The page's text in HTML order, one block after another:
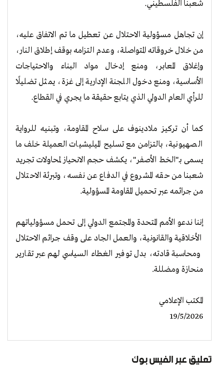
شعبنا الفلسطيني.
إن تجاهل مسؤولية الاحتلال عن تعطيل ما تم الاتفاق عليه،
من خلال خروقاته المتواصلة، وعدم التزامه بوقف إطلاق النار،
وإغلاق المعابر، ومنع إدخال مواد البناء والاحتياجات
الأساسية، ومنع دخول اللجنة الإدارية إلى غزة، يمثل تضليلًا
للرأي العام الدولي الذي يتابع حقيقة ما يجري في القطاع.
كما أن تركيز ملادينوف على سلاح المقاومة، وتبنيه للرواية
الصهيونية، بالتزامن مع تسليح الميليشيات العميلة خلف ما
يسمى بـ"الخط الأصفر"، يكشف حجم الانحياز لمحاولات تجريد
شعبنا من حقه المشروع في الدفاع عن نفسه، وتبرئة الاحتلال
من جرائمه عبر تحميل المقاومة المسؤولية.
إننا ندعو الأمم المتحدة والمجتمع الدولي إلى تحمل مسؤولياتهم
الأخلاقية والقانونية، والعمل الجاد على وقف جرائم الاحتلال
ومحاسبة قادته، بدل توفير الغطاء السياسي لهم عبر تقارير
منحازة ومضللة.
المكتب الإعلامي
19/5/2026
تعليق عبر الفيس بوك